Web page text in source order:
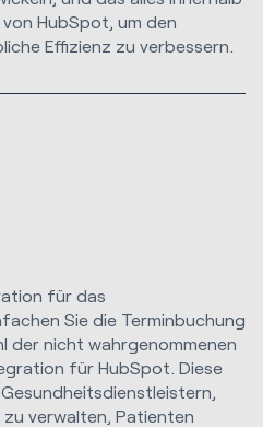
HubSpot, um den
Effizienz zu verbessern.
für das
Sie die Terminbuchung
der nicht wahrgenommenen
für HubSpot. Diese
verwalten, Patienten